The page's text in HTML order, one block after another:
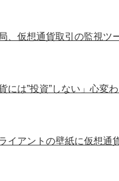
、仮想通貨取引の監視ツ
には”投資”しない」心変
イアントの壁紙に仮想